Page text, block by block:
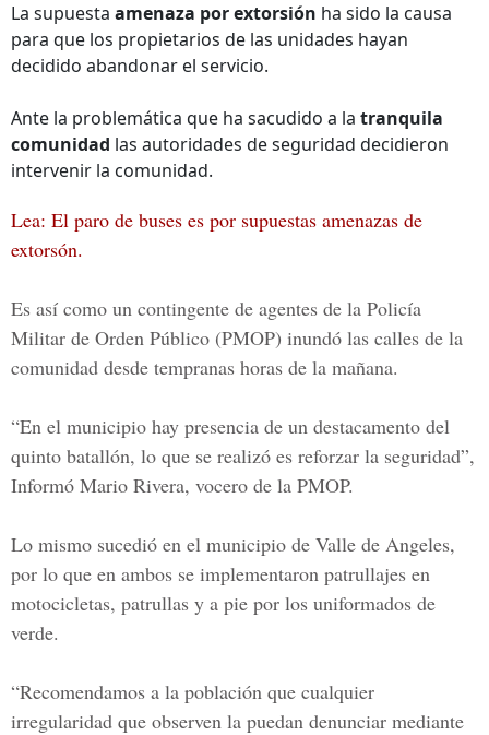
La supuesta amenaza por extorsión ha sido la causa
para que los propietarios de las unidades hayan
decidido abandonar el servicio.
Ante la problemática que ha sacudido a la tranquila
comunidad las autoridades de seguridad decidieron
intervenir la comunidad.
Lea: El paro de buses es por supuestas amenazas de
extorsón.
Es así como un contingente de agentes de la Policía
Militar de Orden Público (PMOP) inundó las calles de la
comunidad desde tempranas horas de la mañana.
“En el municipio hay presencia de un destacamento del
quinto batallón, lo que se realizó es reforzar la seguridad”,
Informó Mario Rivera, vocero de la PMOP.
Lo mismo sucedió en el municipio de Valle de Angeles,
por lo que en ambos se implementaron patrullajes en
motocicletas, patrullas y a pie por los uniformados de
verde.
“Recomendamos a la población que cualquier
irregularidad que observen la puedan denunciar mediante